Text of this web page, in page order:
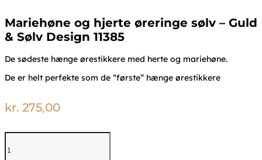
Mariehøne og hjerte øreringe sølv – Guld
& Sølv Design 11385
De sødeste hænge ørestikkere med herte og mariehøne.
De er helt perfekte som de “første” hænge ørestikkere
kr. 275,00
og